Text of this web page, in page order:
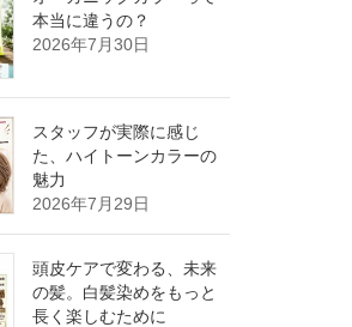
本当に違うの？
2026年7月30日
スタッフが実際に感じ
た、ハイトーンカラーの
魅力
2026年7月29日
頭皮ケアで変わる、未来
の髪。白髪染めをもっと
長く楽しむために